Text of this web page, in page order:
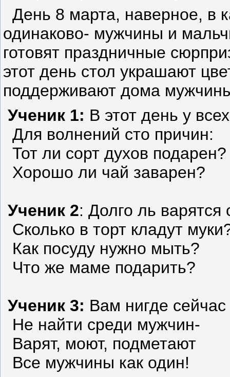
День 8 марта, наверное, в
одинаково- мужчины и
готовят праздничные
этот день стол украшают
поддерживают дома
Ученик 1: В этот день у
Для волнений сто причин:
Тот ли сорт духов подарен?
Хорошо ли чай заварен?
Ученик 2: Долго ль варятся
Сколько в торт кладут
Как посуду нужно мыть?
Что же маме подарить?
Ученик 3: Вам нигде
Не найти среди мужчин-
Варят, моют, подметают
Все мужчины как один!